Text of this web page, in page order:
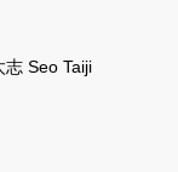
Seo Taiji